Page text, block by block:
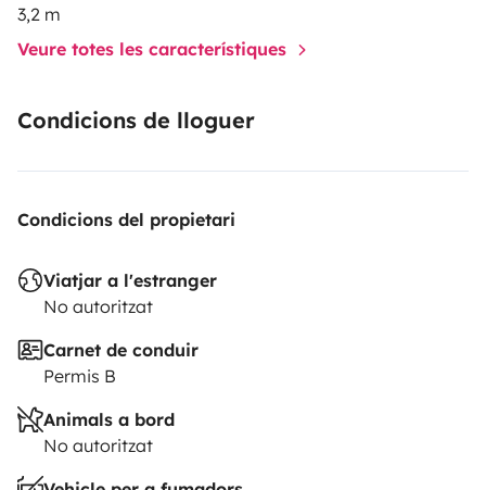
3,2 m
Veure totes les característiques
Condicions de lloguer
Condicions del propietari
Viatjar a l'estranger
No autoritzat
Carnet de conduir
Permis B
Animals a bord
No autoritzat